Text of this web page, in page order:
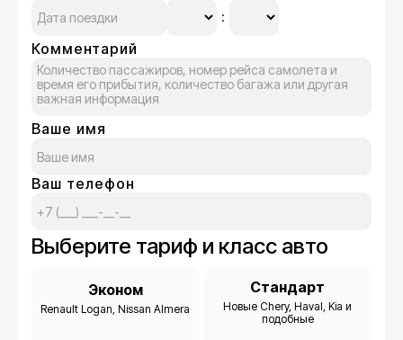
Комментарий
Ваше имя
Ваш телефон
Выберите тариф и класс авто
Эконом
Renault Logan, Nissan Almera
Стандарт
Новые Chery, Haval, Kia и
подобные